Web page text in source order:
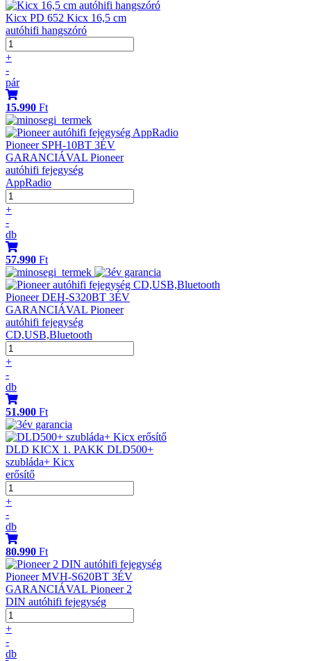
Kicx PD 652 Kicx 16,5 cm
autóhifi hangszóró
+
-
pár
15.990 Ft
Pioneer SPH-10BT 3ÉV
GARANCIÁVAL Pioneer
autóhifi fejegység
AppRadio
+
-
db
57.990 Ft
Pioneer DEH-S320BT 3ÉV
GARANCIÁVAL Pioneer
autóhifi fejegység
CD,USB,Bluetooth
+
-
db
51.900 Ft
DLD KICX 1. PAKK DLD500+
szubláda+ Kicx
erősítő
+
-
db
80.990 Ft
Pioneer MVH-S620BT 3ÉV
GARANCIÁVAL Pioneer 2
DIN autóhifi fejegység
+
-
db